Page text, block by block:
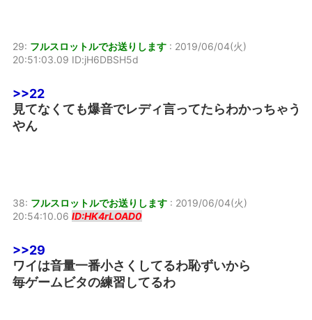
29: フルスロットルでお送りします : 2019/06/04(火)
20:51:03.09 ID:jH6DBSH5d
>>22
見てなくても爆音でレディ言ってたらわかっちゃう
やん
38: フルスロットルでお送りします : 2019/06/04(火)
20:54:10.06 ID:HK4rLOAD0
>>29
ワイは音量一番小さくしてるわ恥ずいから
毎ゲームビタの練習してるわ